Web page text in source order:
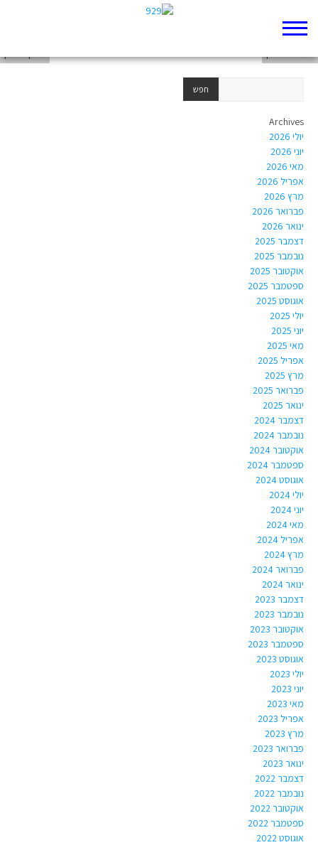
Archives
יולי 2026
יוני 2026
מאי 2026
אפריל 2026
מרץ 2026
פברואר 2026
ינואר 2026
דצמבר 2025
נובמבר 2025
אוקטובר 2025
ספטמבר 2025
אוגוסט 2025
יולי 2025
יוני 2025
מאי 2025
אפריל 2025
מרץ 2025
פברואר 2025
ינואר 2025
דצמבר 2024
נובמבר 2024
אוקטובר 2024
ספטמבר 2024
אוגוסט 2024
יולי 2024
יוני 2024
מאי 2024
אפריל 2024
מרץ 2024
פברואר 2024
ינואר 2024
דצמבר 2023
נובמבר 2023
אוקטובר 2023
ספטמבר 2023
אוגוסט 2023
יולי 2023
יוני 2023
מאי 2023
אפריל 2023
מרץ 2023
פברואר 2023
ינואר 2023
דצמבר 2022
נובמבר 2022
אוקטובר 2022
ספטמבר 2022
אוגוסט 2022